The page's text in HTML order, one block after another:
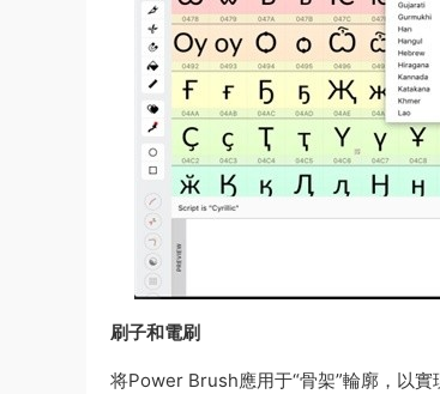
刷子和電刷
将Power Brush應用于“骨架”輪廓，以